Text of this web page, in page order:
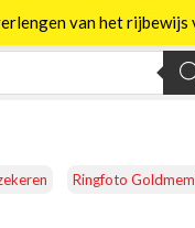
Ringfoto
van het rijbewijs